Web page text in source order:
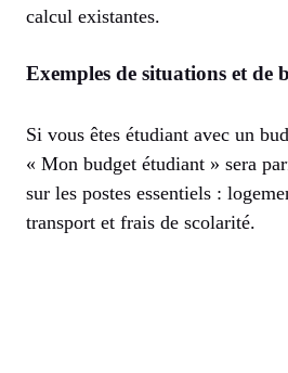
calcul existantes.
Exemples de situations et de
Si vous êtes étudiant avec un
« Mon budget étudiant » sera
sur les postes essentiels :
transport et frais de scolarité.